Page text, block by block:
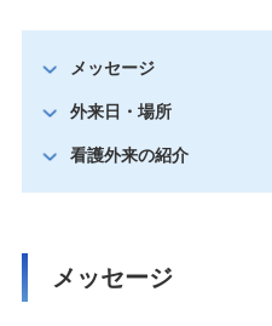
メッセージ
外来日・場所
看護外来の紹介
メッセージ